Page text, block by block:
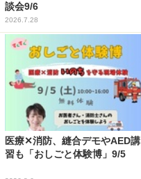
談会9/6
2026.7.28
医療✕消防、縫合デモやAED講
習も「おしごと体験博」9/5